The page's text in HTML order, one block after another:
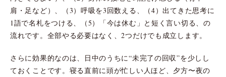
肩・足など）、（3）呼吸を3回数える、（4）出てきた思考に
1語で名札をつける、（5）「今は休む」と短く言い切る、の
流れです。全部やる必要はなく、2つだけでも成立します。
さらに効果的なのは、日中のうちに“未完了の回収”を少しし
ておくことです。寝る直前に頭が忙しい人ほど、夕方〜夜の